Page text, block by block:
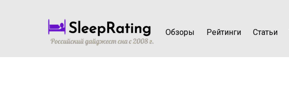
Обзоры Рейтинги Статьи